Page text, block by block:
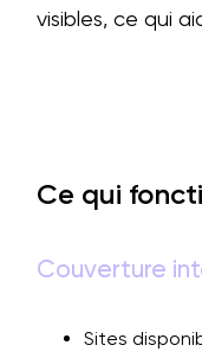
visibles, ce qui
Ce qui
Couverture
Sites